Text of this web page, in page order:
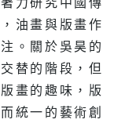
油畫與版畫作
。關於吳昊的
替的階段，但
畫的趣味，版
統一的藝術創